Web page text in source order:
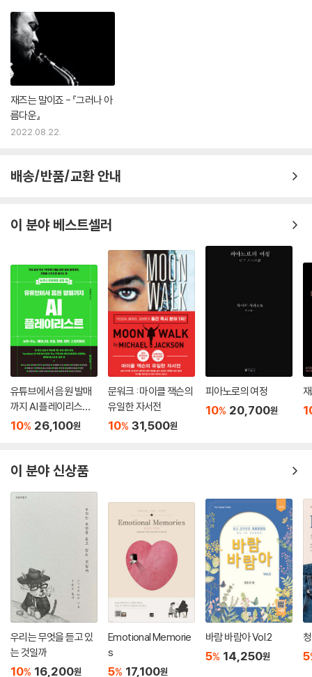
재즈는 말이죠 - 『그러나 아
름다운』
2022.08.22.
배송/반품/교환 안내
이 분야 베스트셀러
유튜브에서 음원 발매
까지 AI 플레이리스트
with 수노, 제미나이,
10% 26,100원
문워크 : 마이클 잭슨의
유일한 자서전
10% 31,500원
피아노로의 여정
10% 20,700원
이 분야 신상품
우리는 무엇을 듣고 있
는 것일까
10% 16,200원
Emotional Memorie
s
5% 17,100원
바람 바람아 Vol.2
5% 14,250원 5